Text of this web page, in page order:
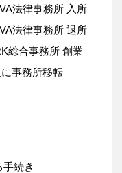
法律事務所 入所
法律事務所 退所
総合事務所 創業
事務所移転
続き